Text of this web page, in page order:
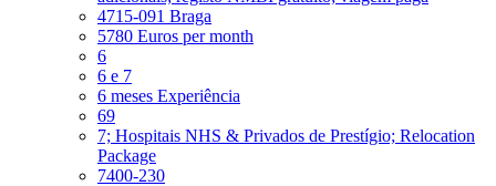
4715-091 Braga
5780 Euros per month
6
6 e 7
6 meses Experiência
69
7; Hospitais NHS & Privados de Prestígio; Relocation
Package
7400-230